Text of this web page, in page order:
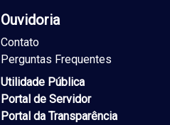
Ouvidoria
Contato
Perguntas Frequentes
Utilidade Pública
Portal de Servidor
Portal da Transparência